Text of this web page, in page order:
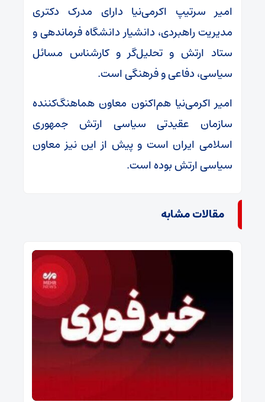
امیر سرتیپ اکرمی‌نیا دارای مدرک دکتری
مدیریت راهبردی، دانشیار دانشگاه فرماندهی و
ستاد ارتش و تحلیل‌گر و کارشناس مسائل
سیاسی، دفاعی و فرهنگی است.
امیر اکرمی‌نیا هم‌اکنون معاون هماهنگ‌کننده
سازمان عقیدتی سیاسی ارتش جمهوری
اسلامی ایران است و پیش از این نیز معاون
سیاسی ارتش بوده است.
مقالات مشابه